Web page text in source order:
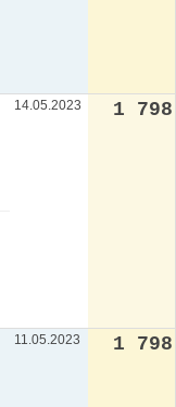
14.05.2023 1 798
11.05.2023 1 798